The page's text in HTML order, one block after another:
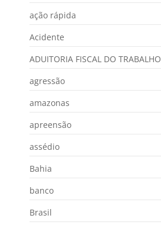
ação rápida
Acidente
ADUITORIA FISCAL DO TRABALHO
agressão
amazonas
apreensão
assédio
Bahia
banco
Brasil